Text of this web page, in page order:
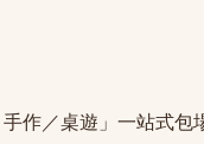
作／桌遊」一站式包